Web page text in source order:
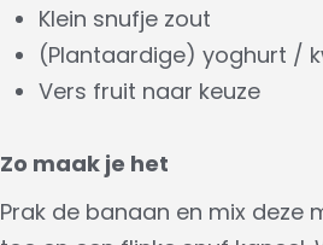
Klein snufje zout
(Plantaardige) yoghurt /
Vers fruit naar keuze
Zo maak je het
Prak de banaan en mix deze